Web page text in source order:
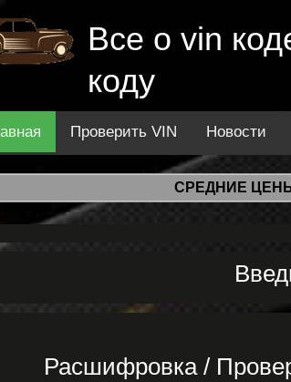
Все о vin
коду
Проверить VIN Новости
СРЕДНИЕ
Расшифровка /